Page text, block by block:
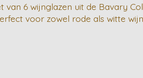
6 wijnglazen uit de Bavary
voor zowel rode als witte